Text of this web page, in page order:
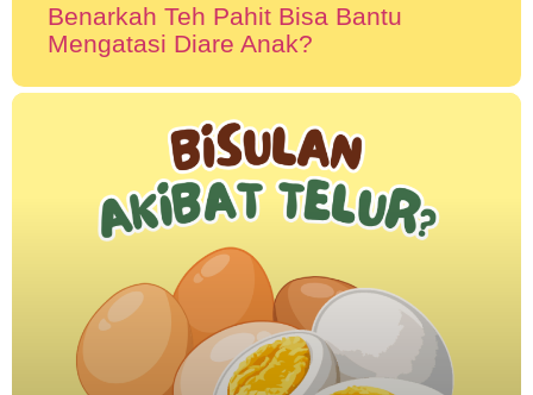
Benarkah Teh Pahit Bisa Bantu
Mengatasi Diare Anak?